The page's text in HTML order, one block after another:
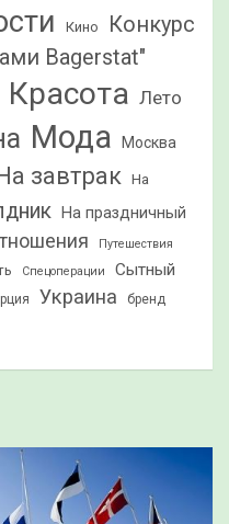
Кино
Конкурс
Bagerstat"
Красота Лето
Мода Москва
На завтрак На
На праздничный
Путешествия
Спецоперации
Сытный
Украина бренд